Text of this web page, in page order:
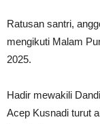
Ratusan santri,
mengikuti Malam
2025.
Hadir mewakili
Acep Kusnadi turut